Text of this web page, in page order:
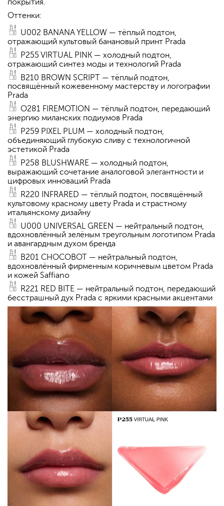
покрытия.
Оттенки:
U002 BANANA YELLOW — тёплый подтон,
отражающий культовый банановый принт Prada
P255 VIRTUAL PINK — холодный подтон,
отражающий синтез моды и технологий Prada
B210 BROWN SCRIPT — тёплый подтон,
посвящённый кожевенному мастерству и логографии
Prada
O281 FIREMOTION — тёплый подтон, передающий
энергию миланских подиумов Prada
P259 PIXEL PLUM — холодный подтон,
объединяющий глубокую сливу с технологичной
эстетикой Prada
P258 BLUSHWARE — холодный подтон,
выражающий сочетание аналоговой элегантности и
цифровых инноваций Prada
R220 INFRARED — тёплый подтон, посвящённый
культовому красному цвету Prada и страстному
итальянскому дизайну
U000 UNIVERSAL GREEN — нейтральный подтон,
вдохновлённый зелёным треугольным логотипом Prada
и авангардным духом бренда
B201 CHOCOBOT — нейтральный подтон,
вдохновлённый фирменным коричневым цветом Prada
и кожей Saffiano
R221 RED BITE — нейтральный подтон, передающий
бесстрашный дух Prada с яркими красными акцентами